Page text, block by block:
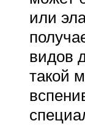
или
видов
такой